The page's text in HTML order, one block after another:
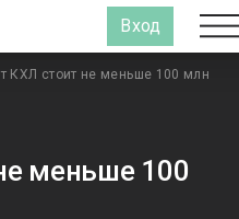
Вход
КХЛ стоит не меньше 100 млн
меньше 100